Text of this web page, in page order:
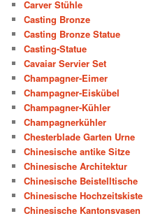
Carver Stühle
Casting Bronze
Casting Bronze Statue
Casting-Statue
Cavaiar Servier Set
Champagner-Eimer
Champagner-Eiskübel
Champagner-Kühler
Champagnerkühler
Chesterblade Garten Urne
Chinesische antike Sitze
Chinesische Architektur
Chinesische Beistelltische
Chinesische Hochzeitskiste
Chinesische Kantonsvasen